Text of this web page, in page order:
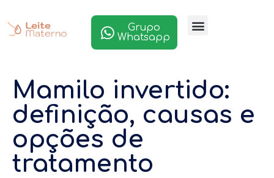
Grupo
Whatsapp
Mamilo invertido:
definição, causas e
opções de
tratamento